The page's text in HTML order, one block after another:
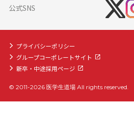
公式SNS
プライバシーポリシー
グループコーポレートサイト
新卒・中途採用ページ
© 2011-2026 医学生道場 All rights reserved.